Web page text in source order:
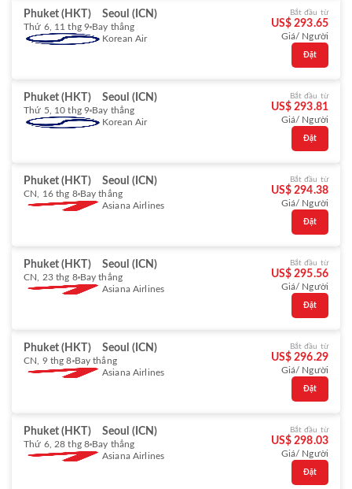
Phuket (HKT) Seoul (ICN)
Thứ 6, 11 thg 9 Bay thẳng
Korean Air
Bắt đầu từ
US$ 293.65
Giá/ Người
Đặt
Phuket (HKT) Seoul (ICN)
Thứ 5, 10 thg 9 Bay thẳng
Korean Air
Bắt đầu từ
US$ 293.81
Giá/ Người
Đặt
Phuket (HKT) Seoul (ICN)
CN, 16 thg 8 Bay thẳng
Asiana Airlines
Bắt đầu từ
US$ 294.38
Giá/ Người
Đặt
Phuket (HKT) Seoul (ICN)
CN, 23 thg 8 Bay thẳng
Asiana Airlines
Bắt đầu từ
US$ 295.56
Giá/ Người
Đặt
Phuket (HKT) Seoul (ICN)
CN, 9 thg 8 Bay thẳng
Asiana Airlines
Bắt đầu từ
US$ 296.29
Giá/ Người
Đặt
Phuket (HKT) Seoul (ICN)
Thứ 6, 28 thg 8 Bay thẳng
Asiana Airlines
Bắt đầu từ
US$ 298.03
Giá/ Người
Đặt